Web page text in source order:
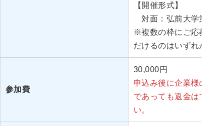
【開催形式】
対面：弘前大学第一
※複数の枠にご応募い
だけるのはいずれか一
参加費
30,000円
申込み後に企業様のご
であっても返金はでき
い。